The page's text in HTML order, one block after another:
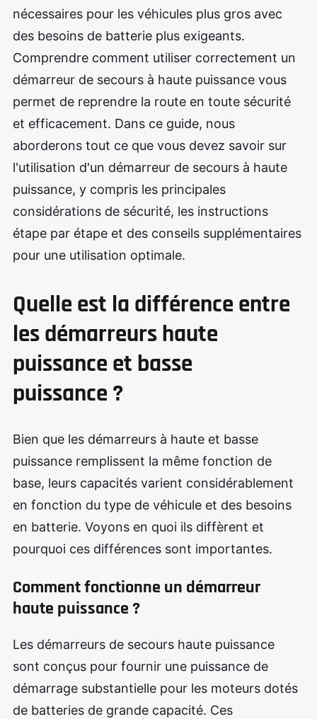
nécessaires pour les véhicules plus gros avec
des besoins de batterie plus exigeants.
Comprendre comment utiliser correctement un
démarreur de secours à haute puissance vous
permet de reprendre la route en toute sécurité
et efficacement. Dans ce guide, nous
aborderons tout ce que vous devez savoir sur
l'utilisation d'un démarreur de secours à haute
puissance, y compris les principales
considérations de sécurité, les instructions
étape par étape et des conseils supplémentaires
pour une utilisation optimale.
Quelle est la différence entre
les démarreurs haute
puissance et basse
puissance ?
Bien que les démarreurs à haute et basse
puissance remplissent la même fonction de
base, leurs capacités varient considérablement
en fonction du type de véhicule et des besoins
en batterie. Voyons en quoi ils diffèrent et
pourquoi ces différences sont importantes.
Comment fonctionne un démarreur
haute puissance ?
Les démarreurs de secours haute puissance
sont conçus pour fournir une puissance de
démarrage substantielle pour les moteurs dotés
de batteries de grande capacité. Ces